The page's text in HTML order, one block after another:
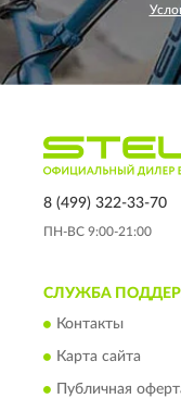
8 (499) 322-33-70
ПН-ВС 9:00-21:00
СЛУЖБА
Контакты
Карта сайта
Публичная